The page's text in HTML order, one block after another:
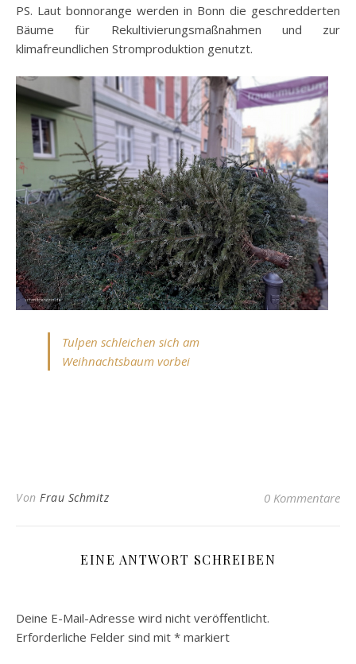
PS. Laut bonnorange werden in Bonn die geschredderten
Bäume für Rekultivierungsmaßnahmen und zur
klimafreundlichen Stromproduktion genutzt.
Tulpen schleichen sich am
Weihnachtsbaum vorbei
Von Frau Schmitz 0 Kommentare
EINE ANTWORT SCHREIBEN
Deine E-Mail-Adresse wird nicht veröffentlicht.
Erforderliche Felder sind mit * markiert